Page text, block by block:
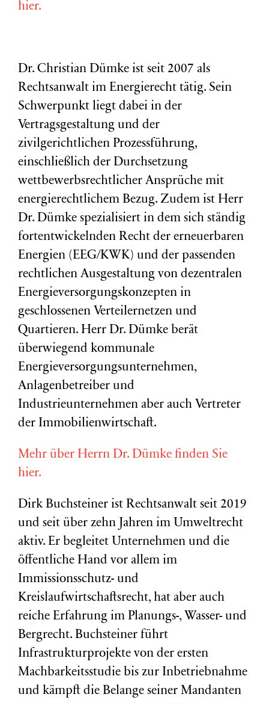
hier.
Dr. Christian Dümke ist seit 2007 als
Rechtsanwalt im Energierecht tätig. Sein
Schwerpunkt liegt dabei in der
Vertragsgestaltung und der
zivilgerichtlichen Prozessführung,
einschließlich der Durchsetzung
wettbewerbsrechtlicher Ansprüche mit
energierechtlichem Bezug. Zudem ist Herr
Dr. Dümke spezialisiert in dem sich ständig
fortentwickelnden Recht der erneuerbaren
Energien (EEG/KWK) und der passenden
rechtlichen Ausgestaltung von dezentralen
Energieversorgungskonzepten in
geschlossenen Verteilernetzen und
Quartieren. Herr Dr. Dümke berät
überwiegend kommunale
Energieversorgungsunternehmen,
Anlagenbetreiber und
Industrieunternehmen aber auch Vertreter
der Immobilienwirtschaft.
Mehr über Herrn Dr. Dümke finden Sie
hier.
Dirk Buchsteiner ist Rechtsanwalt seit 2019
und seit über zehn Jahren im Umweltrecht
aktiv. Er begleitet Unternehmen und die
öffentliche Hand vor allem im
Immissionsschutz- und
Kreislaufwirtschaftsrecht, hat aber auch
reiche Erfahrung im Planungs-, Wasser- und
Bergrecht. Buchsteiner führt
Infrastrukturprojekte von der ersten
Machbarkeitsstudie bis zur Inbetriebnahme
und kämpft die Belange seiner Mandanten